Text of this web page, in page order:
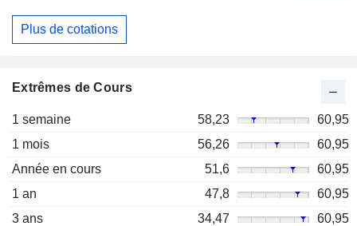
Plus de cotations
Extrêmes de Cours
1 semaine 58,23
60,95
1 mois
56,26
60,95
Année en cours
51,6
60,95
1 an
47,8
60,95
3 ans
34,47
60,95